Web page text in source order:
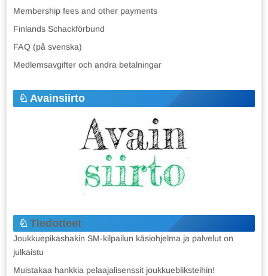
Membership fees and other payments
Finlands Schackförbund
FAQ (på svenska)
Medlemsavgifter och andra betalningar
Avainsiirto
Tiedotteet
Joukkuepikashakin SM-kilpailun käsiohjelma ja palvelut on
julkaistu
Muistakaa hankkia pelaajalisenssit joukkuebliksteihin!